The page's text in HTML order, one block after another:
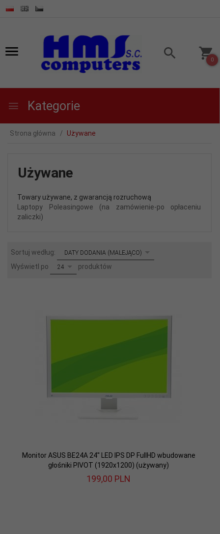
0
Kategorie
Strona główna Używane
Używane
Towary używane, z gwarancją rozruchową
Laptopy Poleasingowe (na zamówienie-po opłaceniu
zaliczki)
Sortuj według: sortDATY DODANIA (MALEJĄCO)
Wyświetl po pop24 produktów
Monitor ASUS BE24A 24'' LED IPS DP FullHD wbudowane
głośniki PIVOT (1920x1200) (używany)
199,00 PLN